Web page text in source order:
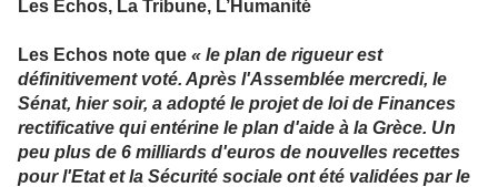
Les Echos, La Tribune, L’Humanité
Les Echos note que « le plan de rigueur est
définitivement voté. Après l'Assemblée mercredi, le
Sénat, hier soir, a adopté le projet de loi de Finances
rectificative qui entérine le plan d'aide à la Grèce. Un
peu plus de 6 milliards d'euros de nouvelles recettes
pour l'Etat et la Sécurité sociale ont été validées par le